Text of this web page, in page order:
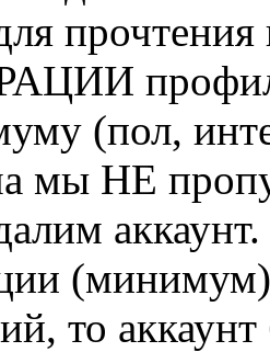
профиль
(пол,
мы НЕ
то